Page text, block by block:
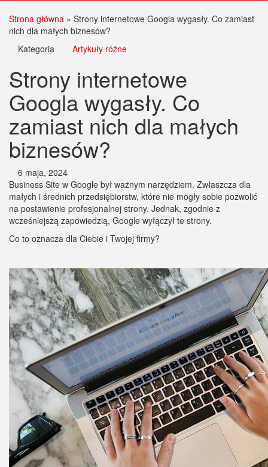
Strona główna » Strony internetowe Googla wygasły. Co zamiast
nich dla małych biznesów?
Kategoria
Artykuły różne
Strony internetowe
Googla wygasły. Co
zamiast nich dla małych
biznesów?
6 maja, 2024
Business Site w Google był ważnym narzędziem. Zwłaszcza dla
małych i średnich przedsiębiorstw, które nie mogły sobie pozwolić
na postawienie profesjonalnej strony. Jednak, zgodnie z
wcześniejszą zapowiedzią, Google wyłączył te strony.
Co to oznacza dla Ciebie i Twojej firmy?